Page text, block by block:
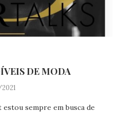
DE MODA
sempre em busca de